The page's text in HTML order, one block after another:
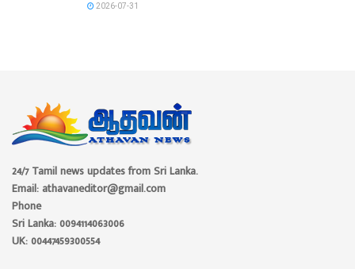
2026-07-31
24/7 Tamil news updates from Sri Lanka.
Email: athavaneditor@gmail.com
Phone
Sri Lanka: 0094114063006
UK: 00447459300554